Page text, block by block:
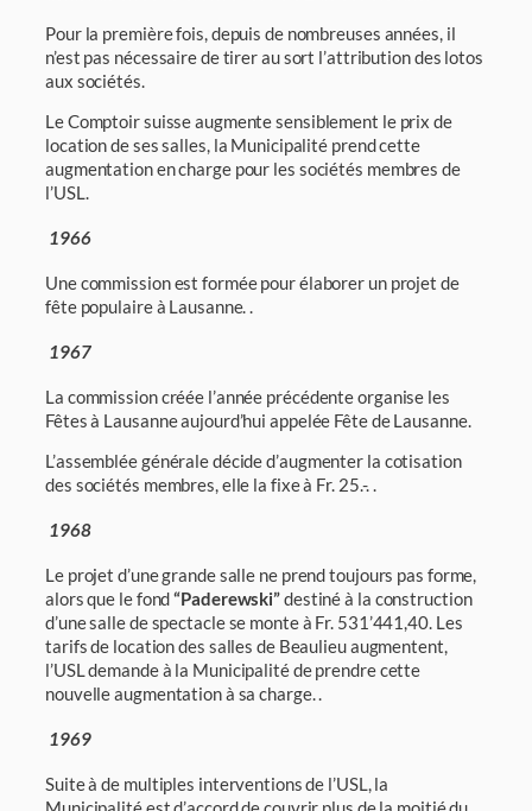
Pour la première fois, depuis de nombreuses années, il
n’est pas nécessaire de tirer au sort l’attribution des lotos
aux sociétés.
Le Comptoir suisse augmente sensiblement le prix de
location de ses salles, la Municipalité prend cette
augmentation en charge pour les sociétés membres de
l’USL.
1966
Une commission est formée pour élaborer un projet de
fête populaire à Lausanne. .
1967
La commission créée l’année précédente organise les
Fêtes à Lausanne aujourd’hui appelée Fête de Lausanne.
L’assemblée générale décide d’augmenter la cotisation
des sociétés membres, elle la fixe à Fr. 25.-. .
1968
Le projet d’une grande salle ne prend toujours pas forme,
alors que le fond“Paderewski”destiné à la construction
d’une salle de spectacle se monte à Fr. 531’441,40. Les
tarifs de location des salles de Beaulieu augmentent,
l’USL demande à la Municipalité de prendre cette
nouvelle augmentation à sa charge. .
1969
Suite à de multiples interventions de l’USL, la